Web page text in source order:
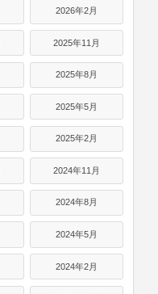
2026年2月
2025年11月
2025年8月
2025年5月
2025年2月
2024年11月
2024年8月
2024年5月
2024年2月